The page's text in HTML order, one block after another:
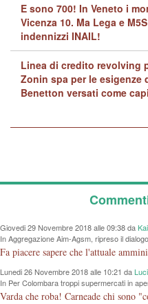
E sono 700! In Veneto i
Vicenza 10. Ma Lega e
indennizzi INAIL!
Linea di credito revolving
Zonin spa per le esigenze
Benetton versati come
Giovedi 29 Novembre 2018 alle 09:38 da
In Aggregazione Aim-Agsm, ripreso il
tempi"
Lunedi 26 Novembre 2018 alle 10:21 da
In Per Colombara troppi supermercati in
l'amministrazione di cui faceva parte
Varda che roba! Carneade chi sono